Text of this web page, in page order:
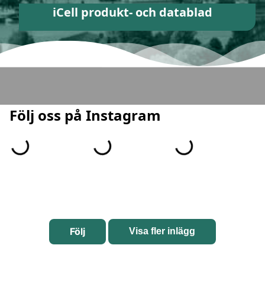
iCell produkt- och datablad
Följ oss på Instagram